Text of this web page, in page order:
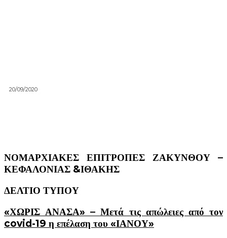
20/09/2020
ΝΟΜΑΡΧΙΑΚΕΣ ΕΠΙΤΡΟΠΕΣ ΖΑΚΥΝΘΟΥ –
ΚΕΦΑΛΟΝΙΑΣ &ΙΘΑΚΗΣ
ΔΕΛΤΙΟ ΤΥΠΟΥ
«ΧΩΡΙΣ ΑΝΑΣΑ» – Μετά τις απώλειες από τον
covid -19 η επέλαση του «ΙΑΝΟΥ»